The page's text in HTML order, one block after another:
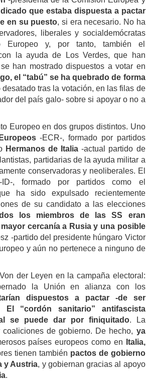
que estaba dispuesta a pactar
en su puesto, si era necesario. No ha
liberales y socialdemócratas
Europeo y, por tanto, también el
la ayuda de Los Verdes, que han
han mostrado dispuestos a votar en
el “tabú” se ha quebradode forma
tras la votación, en las filas de
del país galo- sobre si apoyar o no a
Europeo en dos grupos distintos. Uno
-ECR-, formado por partidos
Hermanos de Italia -actual partido de
partidarias de la ayuda militar a
conservadoras y neoliberales. El
, formado por partidos como el
ha sido expulsado recientemente
de su candidato a las elecciones
los miembros de las SS eran
mayor cercanía a Rusia y una posible
-partido del presidente húngaro Victor
y aún no pertenece a ninguno de
der Leyen en la campaña electoral:
la Unión en alianza con los
dispuestos a pactar -de
ser
El “cordón sanitario” antifascista
se puede dar por finiquitado. La
de gobierno. De hecho, ya
países europeos como en
Italia,
tienen también pactos de gobierno
y Austria, y gobiernan gracias al apoyo
.